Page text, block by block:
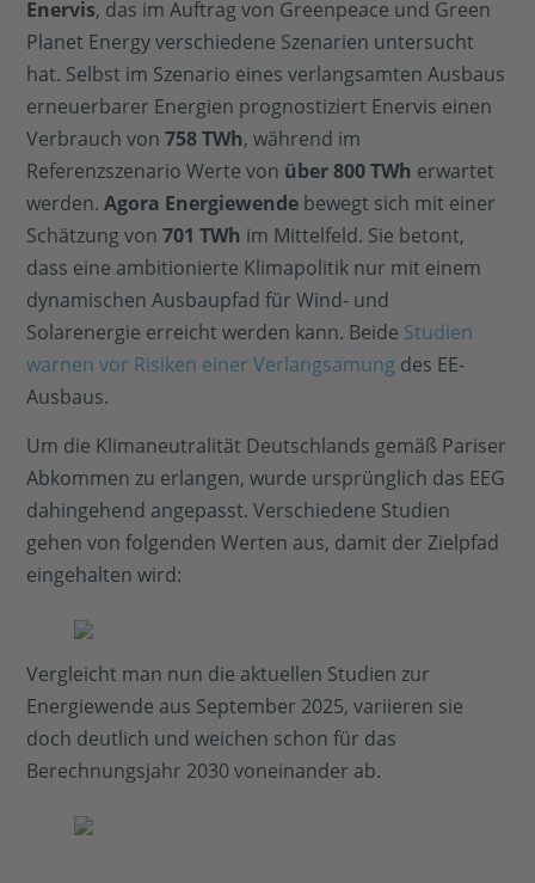
Enervis, das im Auftrag von Greenpeace und Green
Planet Energy verschiedene Szenarien untersucht
hat. Selbst im Szenario eines verlangsamten Ausbaus
erneuerbarer Energien prognostiziert Enervis einen
Verbrauch von758 TWh, während im
Referenzszenario Werte von über 800 TWh erwartet
werden.Agora Energiewende bewegt sich mit einer
Schätzung von701 TWh im Mittelfeld. Sie betont,
dass eine ambitionierte Klimapolitik nur mit einem
dynamischen Ausbaupfad für Wind- und
Solarenergie erreicht werden kann. Beide Studien
warnen vor Risiken einer Verlangsamung des EE-
Ausbaus.
Um die Klimaneutralität Deutschlands gemäß Pariser
Abkommen zu erlangen, wurde ursprünglich das EEG
dahingehend angepasst. Verschiedene Studien
gehen von folgenden Werten aus, damit der Zielpfad
eingehalten wird:
Vergleicht man nun die aktuellen Studien zur
Energiewende aus September 2025, variieren sie
doch deutlich und weichen schon für das
Berechnungsjahr 2030 voneinander ab.